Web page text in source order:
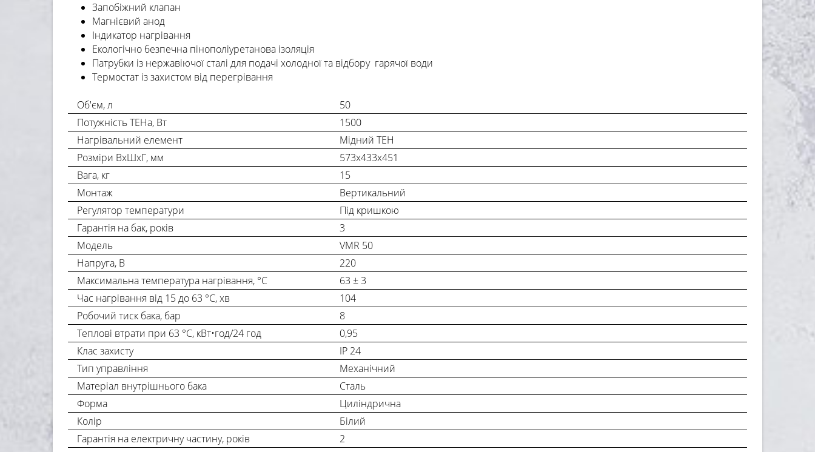
Запобіжний клапан
Магнієвий анод
Індикатор нагрівання
Екологічно безпечна пінополіуретанова ізоляція
Патрубки із нержавіючої сталі для подачі холодної та відбору гарячої води
Термостат із захистом від перегрівання
Об'єм, л
50
Потужність ТЕНа, Вт
1500
Нагрівальний елемент
Мідний ТЕН
Розміри ВхШхГ, мм
573x433x451
Вага, кг
15
Монтаж
Вертикальний
Регулятор температури
Під кришкою
Гарантія на бак, років
3
Модель
VMR 50
Напруга, В
220
Максимальна температура нагрівання, °С
63 ± 3
Час нагрівання від 15 до 63 °С, хв
104
Робочий тиск бака, бар
8
Теплові втрати при 63 °С, кВт•год/24 год
0,95
Клас захисту
IP 24
Тип управління
Механічний
Матеріал внутрішнього бака
Сталь
Форма
Циліндрична
Колір
Білий
Гарантія на електричну частину, років
2